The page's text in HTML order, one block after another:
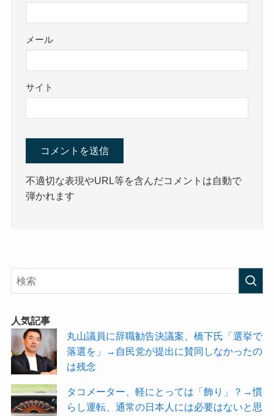
メール
サイト
不適切な表現やURL等を含んだコメントは自動で
弾かれます
人気記事
丸山議員に辞職勧告決議案、橋下氏「選挙で
落選を」→自民党が提出に賛同しなかったの
は残念
タコメーター、軽にとっては「飾り」？→慣
らし運転、通常の日本人には必要はないと思